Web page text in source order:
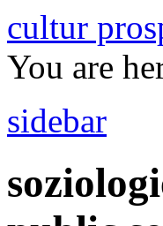
cultur
You are
sidebar